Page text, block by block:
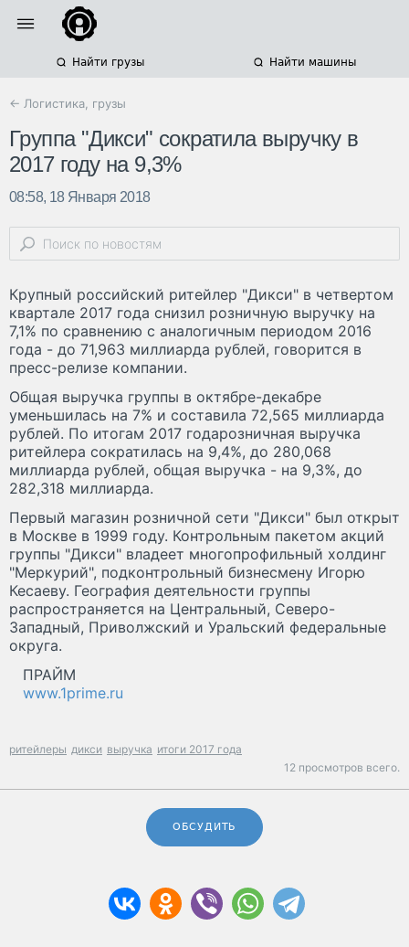
Найти грузы Найти машины
← Логистика, грузы
Группа "Дикси" сократила выручку в
2017 году на 9,3%
08:58, 18 Января 2018
Крупный российский ритейлер "Дикси" в четвертом
квартале 2017 года снизил розничную выручку на
7,1% по сравнению с аналогичным периодом 2016
года - до 71,963 миллиарда рублей, говорится в
пресс-релизе компании.
Общая выручка группы в октябре-декабре
уменьшилась на 7% и составила 72,565 миллиарда
рублей. По итогам 2017 годарозничная выручка
ритейлера сократилась на 9,4%, до 280,068
миллиарда рублей, общая выручка - на 9,3%, до
282,318 миллиарда.
Первый магазин розничной сети "Дикси" был открыт
в Москве в 1999 году. Контрольным пакетом акций
группы "Дикси" владеет многопрофильный холдинг
"Меркурий", подконтрольный бизнесмену Игорю
Кесаеву. География деятельности группы
распространяется на Центральный, Северо-
Западный, Приволжский и Уральский федеральные
округа.
ПРАЙМ
www.1prime.ru
ритейлеры дикси выручка итоги 2017 года
12 просмотров всего.
ОБСУДИТЬ